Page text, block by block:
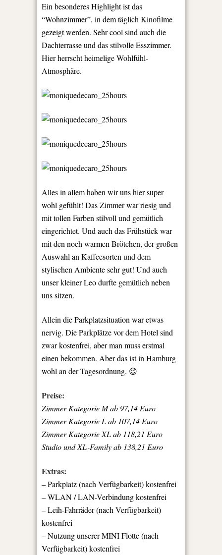
Ein besonderes Highlight ist das
“Wohnzimmer”, in dem täglich Kinofilme
gezeigt werden. Sehr cool sind auch die
Dachterrasse und das stilvolle Esszimmer.
Hier herrscht heimelige Wohlfühl-
Atmosphäre.
Alles in allem haben wir uns hier super
wohl gefühlt! Das Zimmer war riesig und
mit tollen Farben stilvoll und gemütlich
eingerichtet. Und auch das Frühstück war
mit den noch warmen Brötchen, der großen
Auswahl an Kaffeesorten und dem
stylischen Ambiente sehr gut! Und auch
unser kleiner Leo durfte gemütlich neben
uns sitzen.
Allein die Parkplatzsituation war etwas
nervig. Die Parkplätze vor dem Hotel sind
zwar kostenfrei, aber man muss erstmal
einen bekommen. Aber das ist in Hamburg
wohl an der Tagesordnung. 😉
Preise:
Zimmer Kategorie M ab 97,14 Euro
Zimmer Kategorie L ab 107,14 Euro
Zimmer Kategorie XL ab 118,21 Euro
Studio und XL-Family ab 138,21 Euro
Extras:
– Parkplatz (nach Verfügbarkeit) kostenfrei
– WLAN / LAN-Verbindung kostenfrei
– Leih-Fahrräder (nach Verfügbarkeit)
kostenfrei
– Nutzung unserer MINI Flotte (nach
Verfügbarkeit) kostenfrei